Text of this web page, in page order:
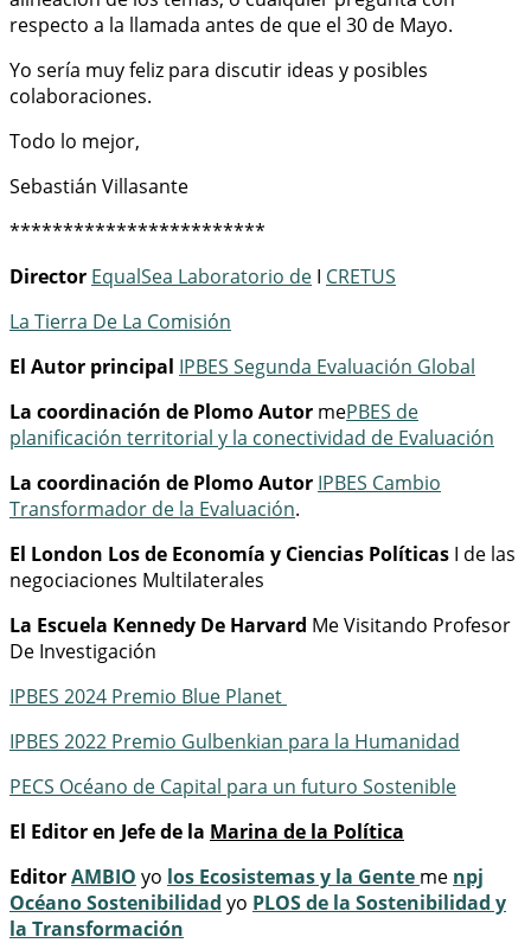
respecto a la llamada antes de que el 30 de Mayo.
Yo sería muy feliz para discutir ideas y posibles
colaboraciones.
Todo lo mejor,
Sebastián Villasante
************************
Director EqualSea Laboratorio de I CRETUS
La Tierra De La Comisión
El Autor principal IPBES Segunda Evaluación Global
La coordinación de Plomo Autor mePBES de
planificación territorial y la conectividad de Evaluación
La coordinación de Plomo Autor IPBES Cambio
Transformador de la Evaluación.
El London Los de Economía y Ciencias Políticas I de las
negociaciones Multilaterales
La Escuela Kennedy De Harvard Me Visitando Profesor
De Investigación
IPBES 2024 Premio Blue Planet
IPBES 2022 Premio Gulbenkian para la Humanidad
PECS Océano de Capital para un futuro Sostenible
El Editor en Jefe de la Marina de la Política
EditorAMBIO yo los Ecosistemas y la Gente me npj
Océano Sostenibilidad yo PLOS de la Sostenibilidad y
la Transformación